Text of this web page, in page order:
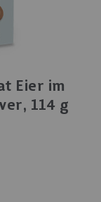
Eier im
114 g